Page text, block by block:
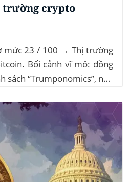
trường crypto
mức 23 / 100 → Thị trường
Bối cảnh vĩ mô: đồng
sách “Trumponomics”, nhà
triệu USD...